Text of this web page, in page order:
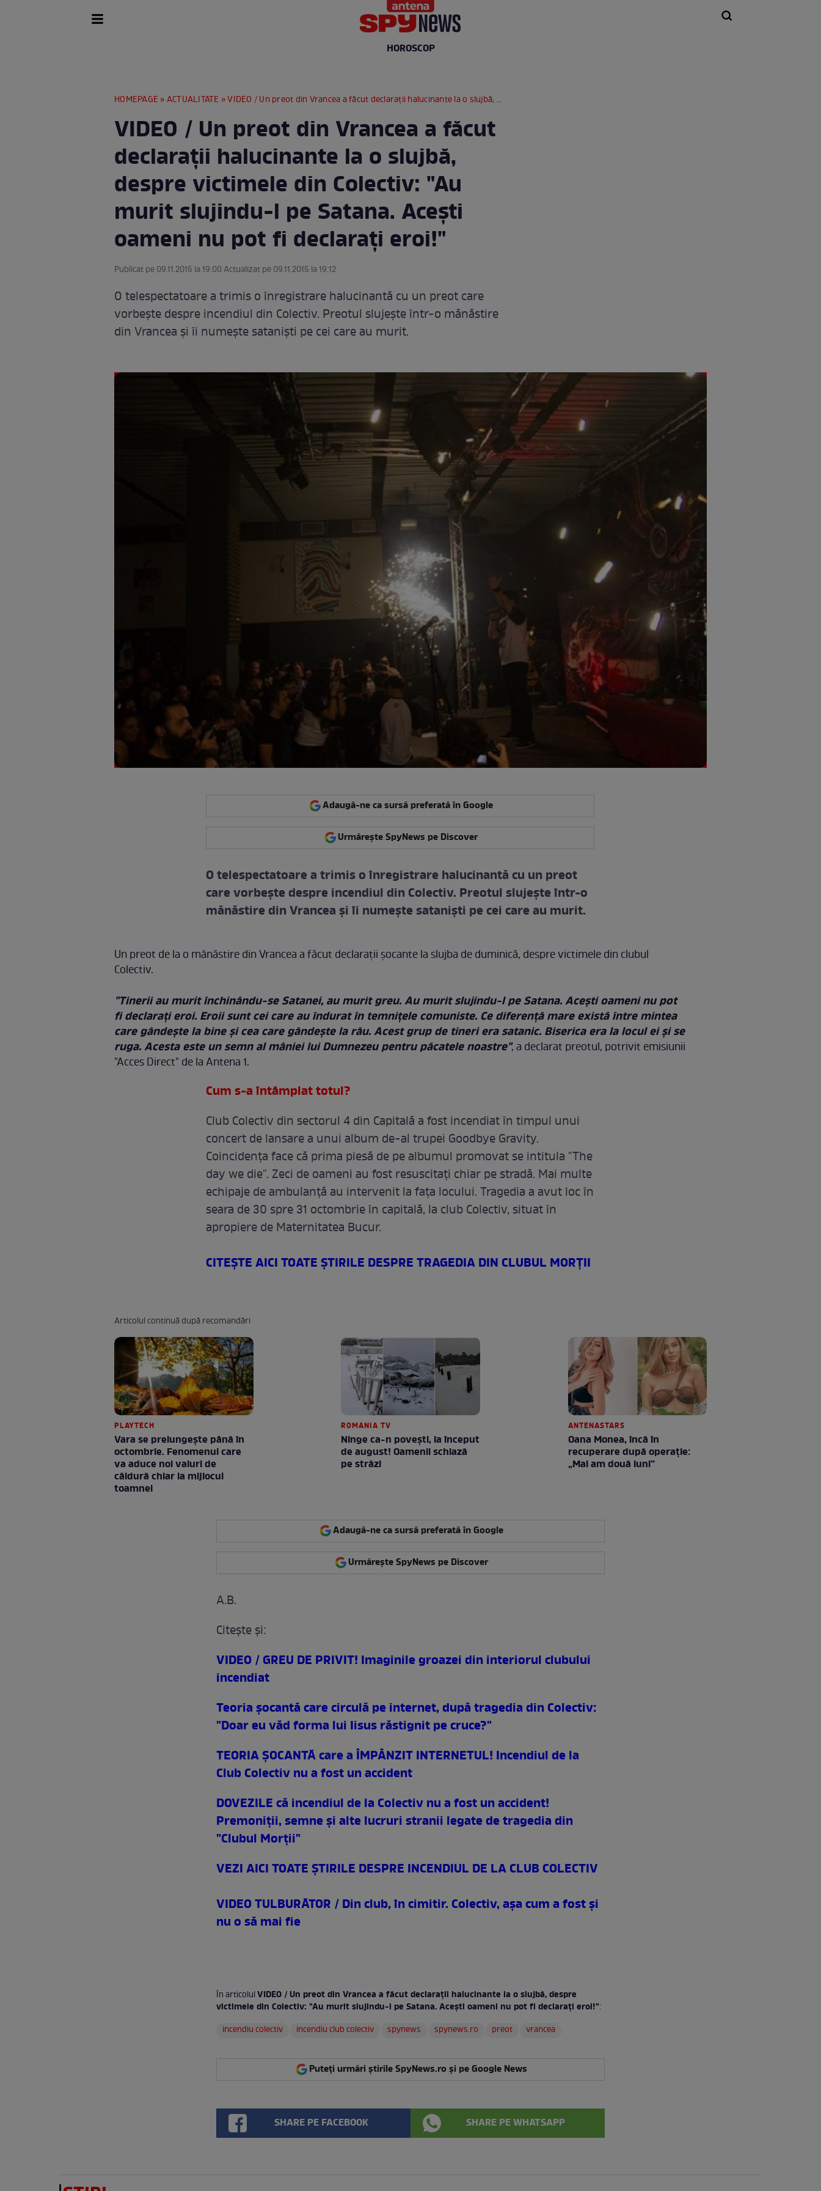
HOROSCOP
HOMEPAGE »ACTUALITATE » VIDEO / Un preot din Vrancea a făcut declaraţii halucinante la o slujbă, despre victimele din Colectiv: "Au murit slujindu-l pe Satana. Aceşti oameni nu pot fi declaraţi eroi!"
VIDEO / Un preot din Vrancea a făcut
declaraţii halucinante la o slujbă,
despre victimele din Colectiv: "Au
murit slujindu-l pe Satana. Aceşti
oameni nu pot fi declaraţi eroi!"
Publicat pe 09.11.2015 la 19:00 Actualizat pe 09.11.2015 la 19:12
O telespectatoare a trimis o înregistrare halucinantă cu un preot care
vorbeşte despre incendiul din Colectiv. Preotul slujeşte într-o mănăstire
din Vrancea şi îi numeşte satanişti pe cei care au murit.
Adaugă-ne ca sursă preferată în Google
Urmărește SpyNews pe Discover
O telespectatoare a trimis o înregistrare halucinantă cu un preot
care vorbeşte despre incendiul din Colectiv. Preotul slujeşte într-o
mănăstire din Vrancea şi îi numeşte satanişti pe cei care au murit.
Un preot de la o mânăstire din Vrancea a făcut declaraţii şocante la slujba de duminică, despre victimele din clubul
Colectiv.
"Tinerii au murit închinându-se Satanei, au murit greu. Au murit slujindu-l pe Satana. Aceşti oameni nu pot
fi declaraţi eroi. Eroii sunt cei care au îndurat în temniţele comuniste. Ce diferenţă mare există între mintea
care gândeşte la bine şi cea care gândeşte la rău. Acest grup de tineri era satanic. Biserica era la locul ei şi se
ruga. Acesta este un semn al mâniei lui Dumnezeu pentru păcatele noastre", a declarat preotul, potrivit emisiunii
"Acces Direct" de la Antena 1.
Cum s-a întâmplat totul?
Club Colectiv din sectorul 4 din Capitală a fost incendiat în timpul unui
concert de lansare a unui album de-al trupei Goodbye Gravity.
Coincidenţa face că prima piesă de pe albumul promovat se intitula "The
day we die". Zeci de oameni au fost resuscitaţi chiar pe stradă. Mai multe
echipaje de ambulanţă au intervenit la faţa locului. Tragedia a avut loc în
seara de 30 spre 31 octombrie în capitală, la club Colectiv, situat în
apropiere de Maternitatea Bucur.
CITEŞTE AICI TOATE ŞTIRILE DESPRE TRAGEDIA DIN CLUBUL MORŢII
Articolul continuă după recomandări
PLAYTECH
Vara se prelungeşte până în
octombrie. Fenomenul care
va aduce noi valuri de
căldură chiar la mijlocul
toamnei
ROMANIA TV
Ninge ca-n povești, la început
de august! Oamenii schiază
pe străzi
ANTENASTARS
Oana Monea, încă în
recuperare după operație:
„Mai am două luni”
Adaugă-ne ca sursă preferată în Google
Urmărește SpyNews pe Discover
A.B.
Citeşte şi:
VIDEO / GREU DE PRIVIT! Imaginile groazei din interiorul clubului
incendiat
Teoria şocantă care circulă pe internet, după tragedia din Colectiv:
"Doar eu văd forma lui Iisus răstignit pe cruce?"
TEORIA ŞOCANTĂ care a ÎMPÂNZIT INTERNETUL! Incendiul de la
Club Colectiv nu a fost un accident
DOVEZILE că incendiul de la Colectiv nu a fost un accident!
Premoniţii, semne şi alte lucruri stranii legate de tragedia din
"Clubul Morţii"
VEZI AICI TOATE ŞTIRILE DESPRE INCENDIUL DE LA CLUB COLECTIV
VIDEO TULBURĂTOR / Din club, în cimitir. Colectiv, aşa cum a fost şi
nu o să mai fie
În articolulVIDEO / Un preot din Vrancea a făcut declaraţii halucinante la o slujbă, despre
victimele din Colectiv: "Au murit slujindu-l pe Satana. Aceşti oameni nu pot fi declaraţi eroi!":
incendiu colectiv
incendiu club colectiv spynews spynews.ro preot vrancea
Puteți urmări știrile SpyNews.ro și pe Google News
SHARE PE FACEBOOK SHARE PE WHATSAPP